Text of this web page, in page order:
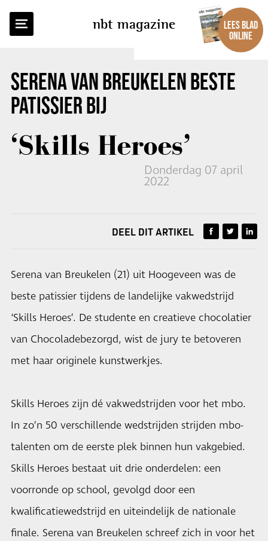
nbt magazine
LEES BLAD
ONLINE
SERENA VAN BREUKELEN BESTE
PATISSIER BIJ
‘Skills Heroes’
Donderdag 07 april
2022
TERUG NAAR OVERZICHT
DEEL DIT ARTIKEL
Serena van Breukelen (21) uit Hoogeveen was de
beste patissier tijdens de landelijke vakwedstrijd
‘Skills Heroes’. De studente en creatieve chocolatier
van Chocoladebezorgd, wist de jury te betoveren
met haar originele kunstwerkjes.
Skills Heroes zijn dé vakwedstrijden voor het mbo.
In zo’n 50 verschillende wedstrijden strijden mbo-
talenten om de eerste plek binnen hun vakgebied.
Skills Heroes bestaat uit drie onderdelen: een
voorronde op school, gevolgd door een
kwalificatiewedstrijd en uiteindelijk de nationale
finale. Serena van Breukelen schreef zich in voor het